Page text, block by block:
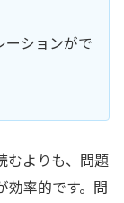
ーションがで
むよりも、問題
効率的です。問